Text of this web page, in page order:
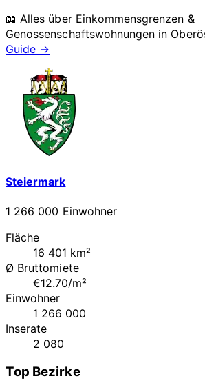
📖 Alles über Einkommensgrenzen &
Genossenschaftswohnungen in
Guide →
Steiermark
1 266 000 Einwohner
Fläche
16 401 km²
Ø Bruttomiete
€12.70/m²
Einwohner
1 266 000
Inserate
2 080
Top Bezirke